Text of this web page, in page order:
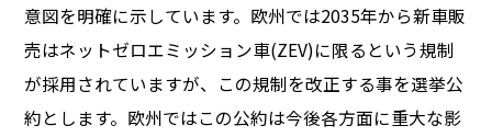
意図を明確に示しています。欧州では2035年から新車販
売はネットゼロエミッション車(ZEV)に限るという規制
が採用されていますが、この規制を改正する事を選挙公
約とします。欧州ではこの公約は今後各方面に重大な影